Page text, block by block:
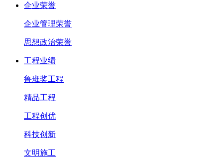
企业荣誉
企业管理荣誉
思想政治荣誉
工程业绩
鲁班奖工程
精品工程
工程创优
科技创新
文明施工